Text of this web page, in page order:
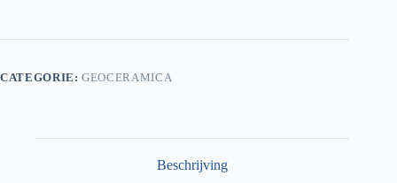
CATEGORIE:GEOCERAMICA
Beschrijving